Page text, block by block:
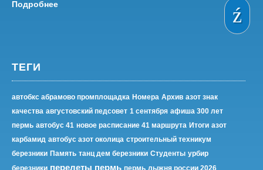
Подробнее
ТЕГИ
автобкс абрамово промплощадка Номера Архив азот знак
качества августовский педсовет 1 сентября афиша 300 лет
пермь автобус 41 новое расписание 41 маршрута Итоги азот
карбамид автобус азот околица строительный техникум
березники Память танц дем березники Студенты урбир
березники перелеты пермь пермь лыжня россии 2026